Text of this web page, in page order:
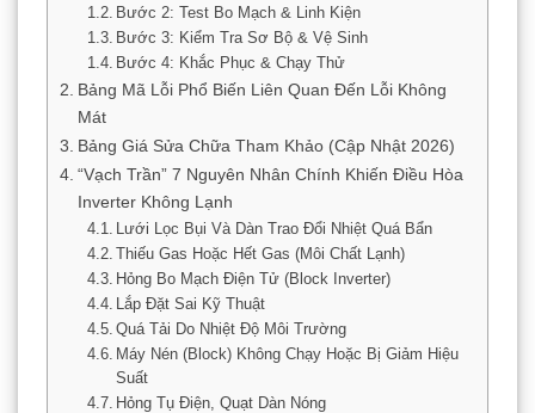
Bước 2: Test Bo Mạch & Linh Kiện
Bước 3: Kiểm Tra Sơ Bộ & Vệ Sinh
Bước 4: Khắc Phục & Chạy Thử
Bảng Mã Lỗi Phổ Biến Liên Quan Đến Lỗi Không
Mát
Bảng Giá Sửa Chữa Tham Khảo (Cập Nhật 2026)
“Vạch Trần” 7 Nguyên Nhân Chính Khiến Điều Hòa
Inverter Không Lạnh
Lưới Lọc Bụi Và Dàn Trao Đổi Nhiệt Quá Bẩn
Thiếu Gas Hoặc Hết Gas (Môi Chất Lạnh)
Hỏng Bo Mạch Điện Tử (Block Inverter)
Lắp Đặt Sai Kỹ Thuật
Quá Tải Do Nhiệt Độ Môi Trường
Máy Nén (Block) Không Chạy Hoặc Bị Giảm Hiệu
Suất
Hỏng Tụ Điện, Quạt Dàn Nóng